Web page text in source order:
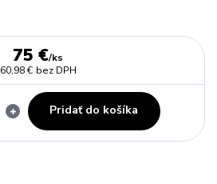
75 €/ks
60,98 € bez DPH
Pridať do košíka